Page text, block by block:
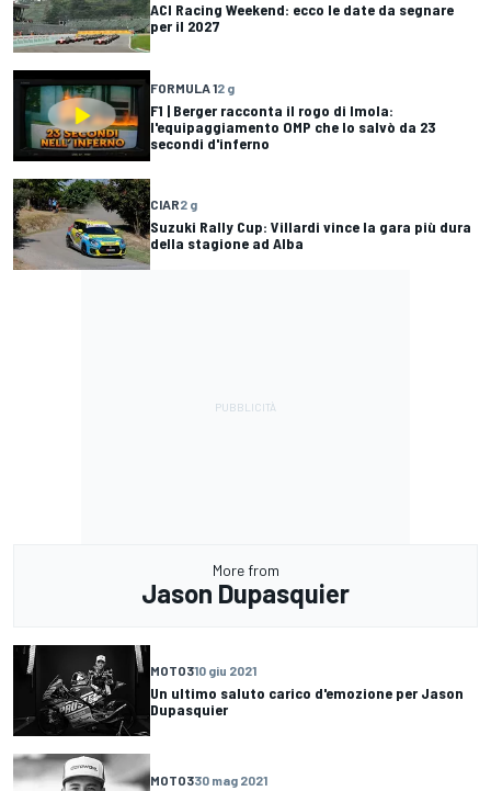
ACI Racing Weekend: ecco le date da segnare
per il 2027
FORMULA 12 g
F1 | Berger racconta il rogo di Imola:
l'equipaggiamento OMP che lo salvò da 23
secondi d'inferno
CIAR2 g
Suzuki Rally Cup: Villardi vince la gara più dura
della stagione ad Alba
More from
Jason Dupasquier
MOTO310 giu 2021
Un ultimo saluto carico d'emozione per Jason
Dupasquier
MOTO330 mag 2021